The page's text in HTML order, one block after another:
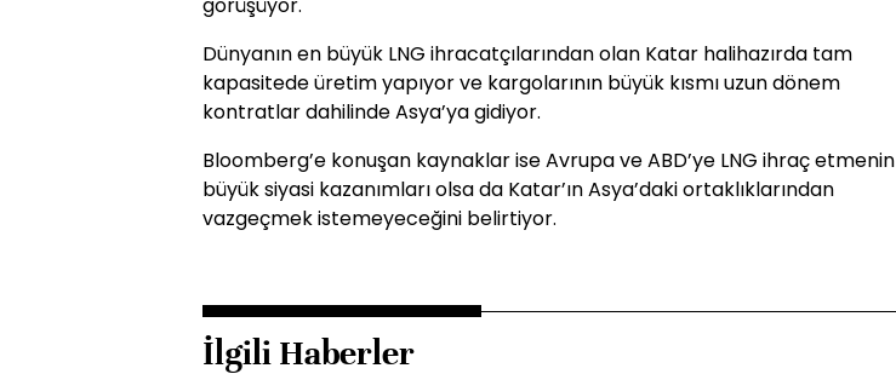
görüşüyor.
Dünyanın en büyük LNG ihracatçılarından olan Katar halihazırda tam
kapasitede üretim yapıyor ve kargolarının büyük kısmı uzun dönem
kontratlar dahilinde Asya’ya gidiyor.
Bloomberg’e konuşan kaynaklar ise Avrupa ve ABD’ye LNG ihraç etmenin
büyük siyasi kazanımları olsa da Katar’ın Asya’daki ortaklıklarından
vazgeçmek istemeyeceğini belirtiyor.
İlgili Haberler